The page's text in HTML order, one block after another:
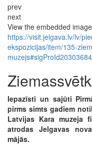
prev
next
View the embedded
https://visit.jelgava.lv/lv/
ekspozicijas/item/135-
Iepazīsti un sajūti
pirms simts gadiem
Latvijas Kara muzeja
atrodas Jelgavas
mājās.